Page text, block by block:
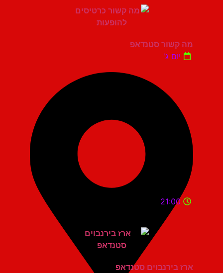
מה קשור סטנדאפ
יום ג'
21:00
ארז בירנבוים סטנדאפ